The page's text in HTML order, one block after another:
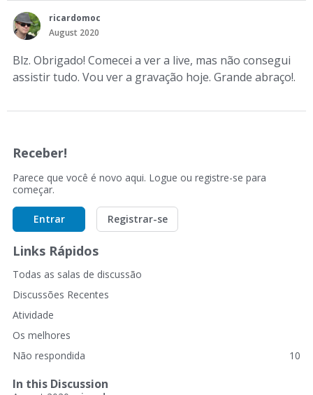
ricardomoc
August 2020
Blz. Obrigado! Comecei a ver a live, mas não consegui
assistir tudo. Vou ver a gravação hoje. Grande abraço!.
Receber!
Parece que você é novo aqui. Logue ou registre-se para
começar.
Entrar Registrar-se
Links Rápidos
Todas as salas de discussão
Discussões Recentes
Atividade
Os melhores
Não respondida
10
In this Discussion